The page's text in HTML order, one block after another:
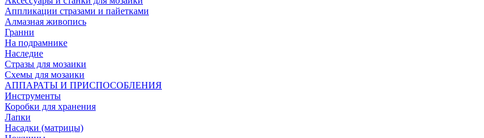
Аппликации стразами и пайетками
Алмазная живопись
Гранни
На подрамнике
Наследие
Стразы для мозаики
Схемы для мозаики
АППАРАТЫ И ПРИСПОСОБЛЕНИЯ
Инструменты
Коробки для хранения
Лапки
Насадки (матрицы)